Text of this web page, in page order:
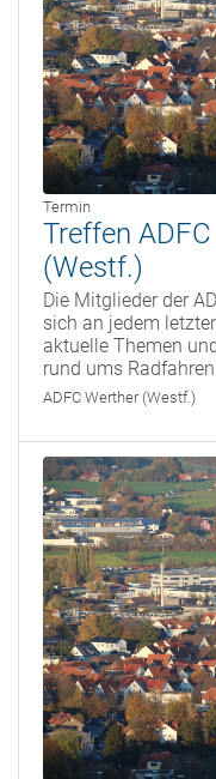
Termin
Treffen
(Westf.)
Die Mitglieder der
sich an jedem
aktuelle Themen
rund ums
ADFC Werther (Westf.)